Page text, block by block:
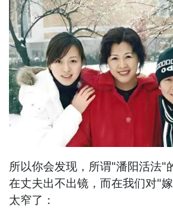
所以你会发现，所谓"潘阳活法"
在丈夫出不出镜，而在我们对"
太窄了：